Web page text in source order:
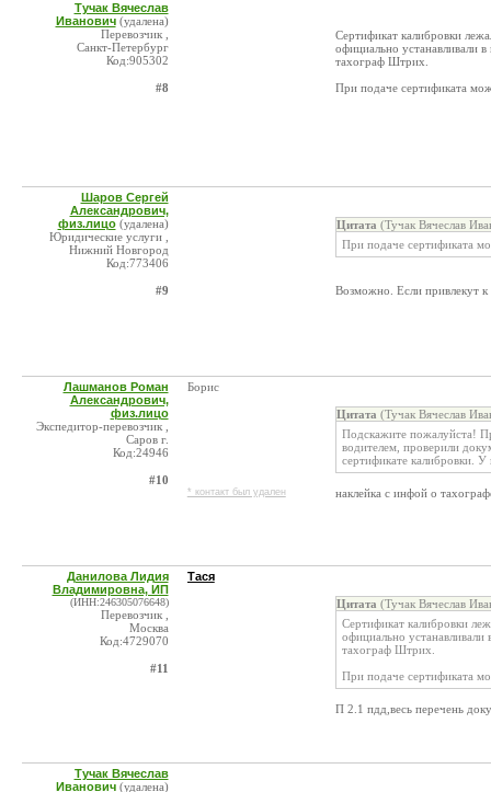
Тучак Вячеслав
Иванович (удалена)
Перевозчик ,
Санкт-Петербург
Код:905302
#8
Сертификат калибровки
официально устанавливали
тахограф Штрих.
При подаче сертификата
Шаров Сергей
Александрович,
физ.лицо (удалена)
Юридические услуги ,
Нижний Новгород
Код:773406
#9
Цитата (Тучак Вячеслав
При подаче сертификата
Возможно. Если привлекут к
Лашманов Роман
Александрович,
физ.лицо
Экспедитор-перевозчик ,
Саров г.
Код:24946
#10
Борис
* контакт был удален
Цитата (Тучак Вячеслав
Подскажите пожалуйста!
водителем, проверили
сертификате калибровки.
наклейка с инфой о
Данилова Лидия
Владимировна, ИП
(ИНН:246305076648)
Перевозчик ,
Москва
Код:4729070
#11
Тася
Цитата (Тучак Вячеслав
Сертификат калибровки
официально устанавливали
тахограф Штрих.
При подаче сертификата
П 2.1 пдд,весь перечень
Тучак Вячеслав
Иванович (удалена)